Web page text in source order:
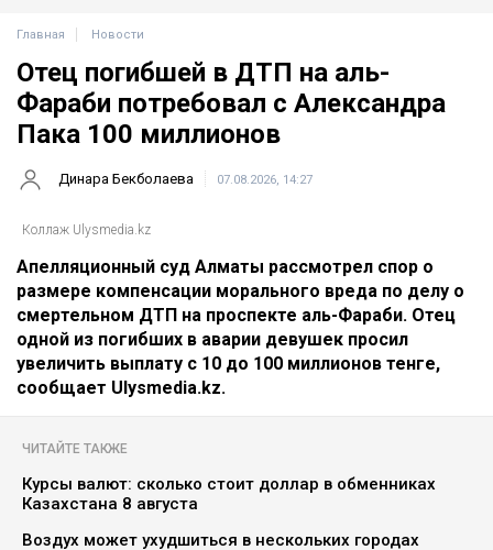
Главная Новости
Отец погибшей в ДТП на аль-
Фараби потребовал с Александра
Пака 100 миллионов
Динара Бекболаева 07.08.2026, 14:27
Коллаж Ulysmedia.kz
Апелляционный суд Алматы рассмотрел спор о
размере компенсации морального вреда по делу о
смертельном ДТП на проспекте аль-Фараби. Отец
одной из погибших в аварии девушек просил
увеличить выплату с 10 до 100 миллионов тенге,
сообщает Ulysmedia.kz.
ЧИТАЙТЕ ТАКЖЕ
Курсы валют: сколько стоит доллар в обменниках
Казахстана 8 августа
Воздух может ухудшиться в нескольких городах